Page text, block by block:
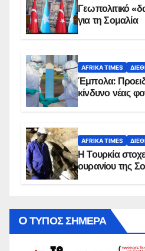
Γεωπολιτικό
για τη Σομαλία
AFRIKA TIMES
Έμπολα:
κίνδυνο νέας
AFRIKA TIMES
Η Τουρκία
ουρανίου της
O ΤΥΠΟΣ ΣΗΜΕΡΑ